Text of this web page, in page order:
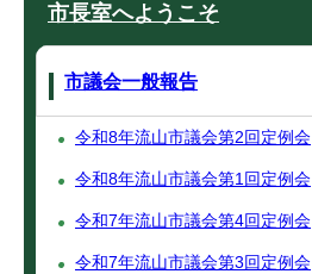
市長室へようこそ
市議会一般報告
令和8年流山市議会第2回定例会
令和8年流山市議会第1回定例会
令和7年流山市議会第4回定例会
令和7年流山市議会第3回定例会